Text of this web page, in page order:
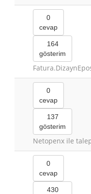
0
cevap
164
gösterim
0
cevap
137
gösterim
Netopenx ile
0
cevap
430